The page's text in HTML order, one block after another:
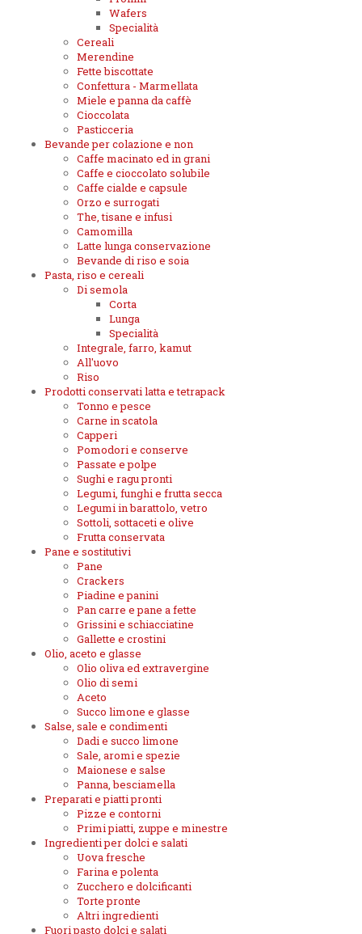
Wafers
Specialità
Cereali
Merendine
Fette biscottate
Confettura - Marmellata
Miele e panna da caffè
Cioccolata
Pasticceria
Bevande per colazione e non
Caffe macinato ed in grani
Caffe e cioccolato solubile
Caffe cialde e capsule
Orzo e surrogati
The, tisane e infusi
Camomilla
Latte lunga conservazione
Bevande di riso e soia
Pasta, riso e cereali
Di semola
Corta
Lunga
Specialità
Integrale, farro, kamut
All'uovo
Riso
Prodotti conservati latta e tetrapack
Tonno e pesce
Carne in scatola
Capperi
Pomodori e conserve
Passate e polpe
Sughi e ragu pronti
Legumi, funghi e frutta secca
Legumi in barattolo, vetro
Sottoli, sottaceti e olive
Frutta conservata
Pane e sostitutivi
Pane
Crackers
Piadine e panini
Pan carre e pane a fette
Grissini e schiacciatine
Gallette e crostini
Olio, aceto e glasse
Olio oliva ed extravergine
Olio di semi
Aceto
Succo limone e glasse
Salse, sale e condimenti
Dadi e succo limone
Sale, aromi e spezie
Maionese e salse
Panna, besciamella
Preparati e piatti pronti
Pizze e contorni
Primi piatti, zuppe e minestre
Ingredienti per dolci e salati
Uova fresche
Farina e polenta
Zucchero e dolcificanti
Torte pronte
Altri ingredienti
Fuori pasto dolci e salati